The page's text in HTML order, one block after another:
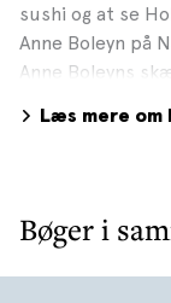
sushi og at se
Anne Boleyn på
Anne Boleyns
studie i
Hun har skrevet
kvinder. Se også
Læs mere om
Bøger i